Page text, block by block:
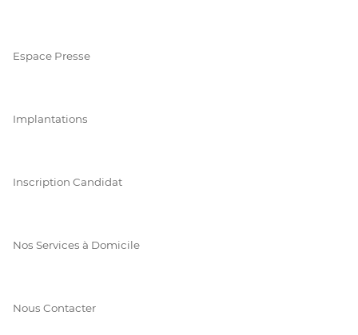
Espace Presse
Implantations
Inscription Candidat
Nos Services à Domicile
Nous Contacter